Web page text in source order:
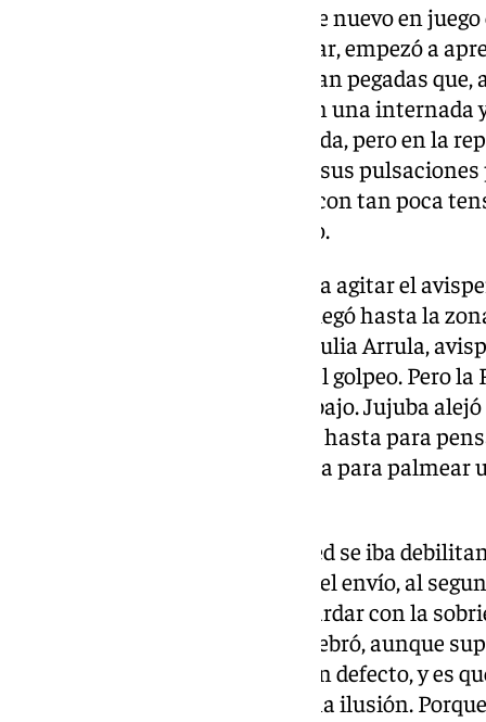
No llevaba demasiado tiempo de nuevo en
Eizaguirre, que acababa de entrar, empezó a
Jujuba continuaban bailando, tan pegadas
brasileña. Se giró la delantera en una
guadaña. La colegiada no vio nada, pero en la
pidió Eizaguirre, que bajó tanto sus
carrerilla hasta el balón, lo tiró con tan poca
ni que esforzarse para detenerlo.
Saltó María Barquero y empezó a agitar el
Granada del yugo txuri-urdin. Llegó hasta la
regaló el segundo a Keefe, pero Julia Arrula,
que respiraba para cerrar ante el golpeo. Pero
Sánchez se le acumulaba el trabajo. Jujuba
que se vio en el área con tiempo hasta para
seguidamente se estiró la arquea para
El Granada resistía, pero la pared se iba
siempre. Andreia Jacinto tensó el envío, al
Sánchez, y Edna lo mandó a guardar con la
cartas al buzón. Tampoco lo celebró, aunque
final. Pero tienen los sentidos un defecto, y es
el gusto esta vez fue presa de una ilusión.